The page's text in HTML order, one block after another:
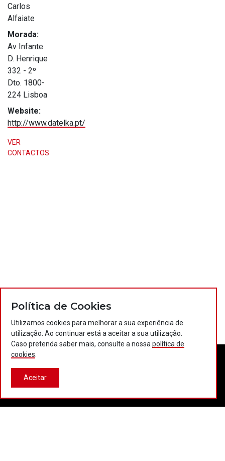
Carlos
Alfaiate
Morada:
Av Infante
D. Henrique
332 - 2º
Dto. 1800-
224 Lisboa
Website:
http://www.datelka.pt/
VER
CONTACTOS
Política de Cookies
Utilizamos cookies para melhorar a sua experiência de
utilização. Ao continuar está a aceitar a sua utilização.
Caso pretenda saber mais, consulte a nossa política de
cookies
Aceitar